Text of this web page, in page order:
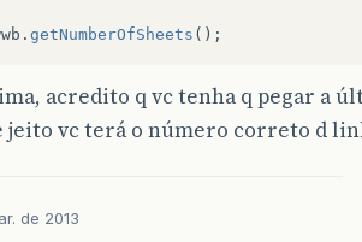
. getNumberOfSheets ();
acredito q vc tenha q pegar a
jeito vc terá o número correto d
de 2013